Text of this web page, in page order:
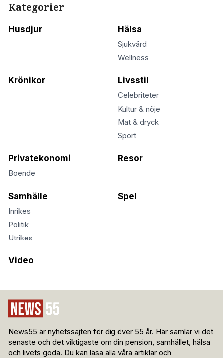
Kategorier
Husdjur Hälsa
Sjukvård
Wellness
Krönikor Livsstil
Celebriteter
Kultur & nöje
Mat & dryck
Sport
Privatekonomi
Boende
Resor
Samhälle
Inrikes
Politik
Utrikes
Spel
Video
News55 är nyhetssajten för dig över 55 år. Här samlar vi det
senaste och det viktigaste om din pension, samhället, hälsa
och livets goda. Du kan läsa alla våra artiklar och